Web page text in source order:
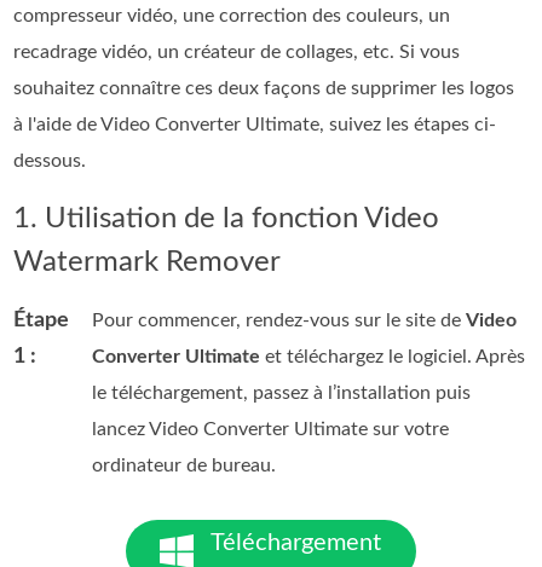
compresseur vidéo, une correction des couleurs, un
recadrage vidéo, un créateur de collages, etc. Si vous
souhaitez connaître ces deux façons de supprimer les logos
à l'aide de Video Converter Ultimate, suivez les étapes ci-
dessous.
1. Utilisation de la fonction Video
Watermark Remover
Étape
1 :
Pour commencer, rendez-vous sur le site deVideo
Converter Ultimate et téléchargez le logiciel. Après
le téléchargement, passez à l’installation puis
lancez Video Converter Ultimate sur votre
ordinateur de bureau.
Téléchargement